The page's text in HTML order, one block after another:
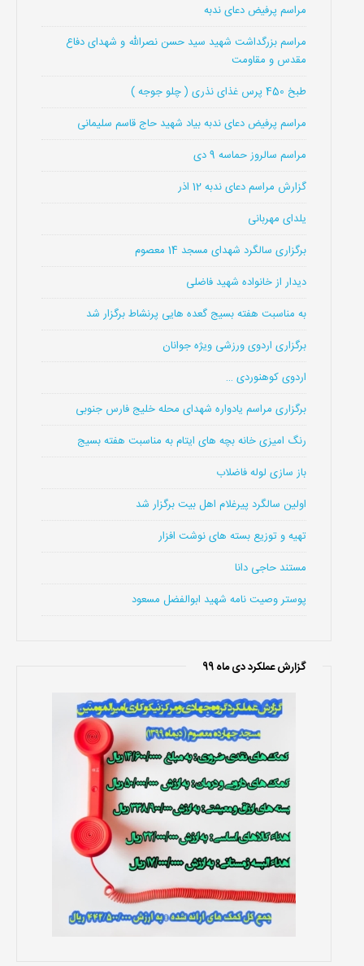
مراسم پرفیض دعای ندبه
مراسم بزرگداشت شهید سید حسن نصرالله و شهدای دفاع
مقدس و مقاومت
طبخ 450 پرس غذای نذری ( چلو جوجه )
مراسم پرفیض دعای ندبه بیاد شهید حاج قاسم سلیمانی
مراسم سالروز حماسه 9 دی
گزارش مراسم دعای ندبه 12 اذر
یلدای مهربانی
برگزاری سالگرد شهدای مسجد 14 معصوم
دیدار از خانواده شهید فاضلی
به مناسبت هفته بسیج گعده هایی پرنشاط برگزار شد
برگزاری اردوی ورزشی ویژه جوانان
اردوی کوهنوردی …
برگزاری مراسم یادواره شهدای محله خلیج فارس جنوبی
رنگ امیزی خانه بچه های ایتام به مناسبت هفته بسیج
باز سازی لوله فاضلاب
اولین سالگرد پیرغلام اهل بیت برگزار شد
تهیه و توزیع بسته های نوشت افزار
مستند حاجی دانا
پوستر وصیت نامه شهید ابوالفضل مسعود
گزارش عملکرد دی ماه 99